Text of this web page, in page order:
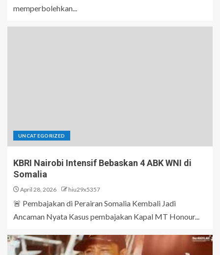
memperbolehkan...
UNCATEGORIZED
KBRI Nairobi Intensif Bebaskan 4 ABK WNI di
Somalia
April 28, 2026 hiu29x5357
🚨 Pembajakan di Perairan Somalia Kembali Jadi
Ancaman Nyata Kasus pembajakan Kapal MT Honour...